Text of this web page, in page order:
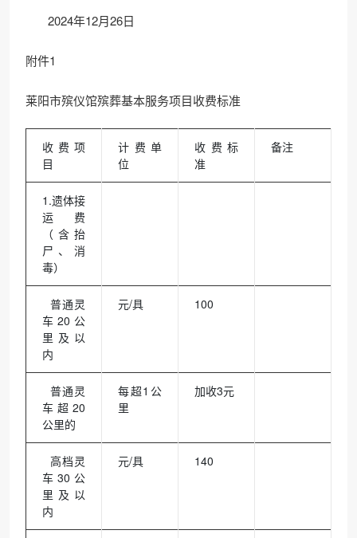
2024年12月26日
附件1
莱阳市殡仪馆殡葬基本服务项目收费标准
收费项
目
计费单
位
收费标
准
备注
1.遗体接
运费
（含抬
尸、消
毒）
普通灵
车20公
里及以
内
元/具 100
普通灵
车超20
公里的
每超1公
里
加收3元
高档灵
车30公
里及以
内
元/具 140